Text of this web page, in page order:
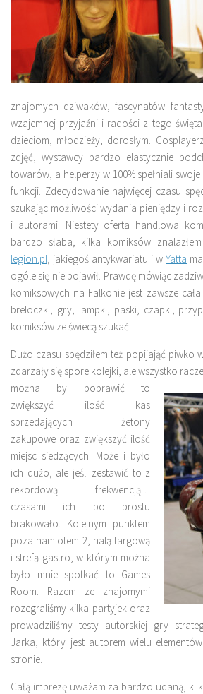
znajomych dziwaków, fascynatów
wzajemnej przyjaźni i radości z tego
dzieciom, młodzieży, dorosłym.
zdjęć, wystawcy bardzo elastycznie
towarów, a helperzy w 100% spełniali
funkcji. Zdecydowanie najwięcej czasu
szukając możliwości wydania pieniędzy i
i autorami. Niestety oferta handlowa
bardzo słaba, kilka komiksów
legion.pl, jakiegoś antykwariatu i w Yatta
ogóle się nie pojawił. Prawdę mówiąc
komiksowych na Falkonie jest zawsze
breloczki, gry, lampki, paski, czapki,
komiksów ze świecą szukać.
Dużo czasu spędziłem też popijająć piwko
zdarzały się spore kolejki, ale wszystko
można by poprawić to
zwiększyć ilość kas
sprzedających żetony
zakupowe oraz zwiększyć ilość
miejsc siedzących. Może i było
ich dużo, ale jeśli zestawić to z
rekordową frekwencją…
czasami ich po prostu
brakowało. Kolejnym punktem
poza namiotem 2, halą targową
i strefą gastro, w którym można
było mnie spotkać to Games
Room. Razem ze znajomymi
rozegraliśmy kilka partyjek oraz
prowadziliśmy testy autorskiej gry
Jarka, który jest autorem wielu
stronie.
Całą imprezę uważam za bardzo udaną,